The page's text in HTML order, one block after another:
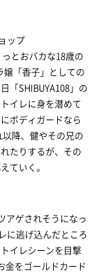
ップ
とおバカな18歳の
嬢「香子」としての
「SHIBUYA108」の
イレに身を潜めて
ボディガードなら
降、健やその兄の
たりするが、その
ていく。
アゲされそうになっ
に逃げ込んだところ
イレシーンを目撃
金をゴールドカード